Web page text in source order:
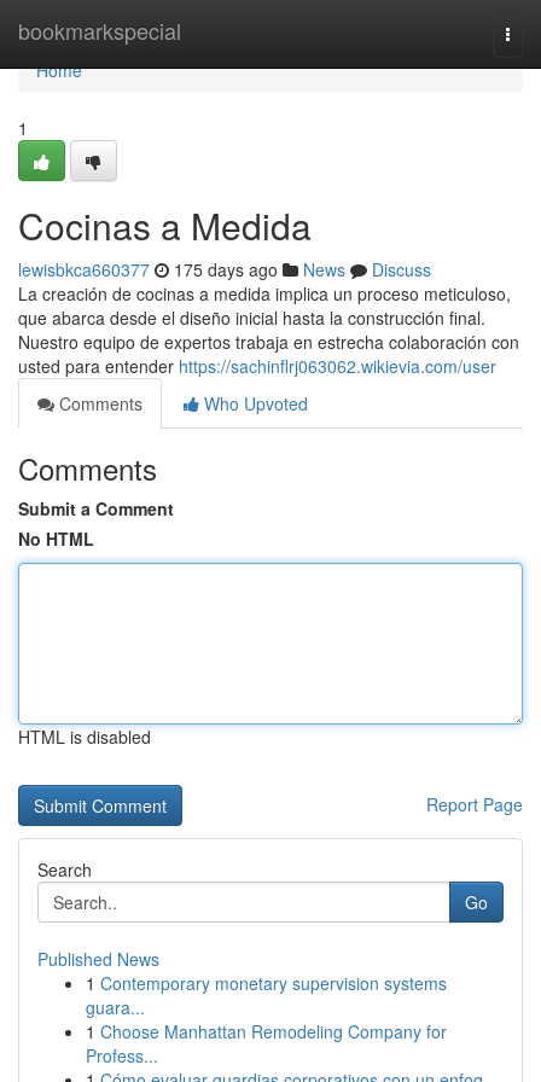
bookmarkspecial
Home
Home
1
Cocinas a Medida
lewisbkca660377 175 days ago News
Discuss
La creación de cocinas a medida implica un proceso meticuloso,
que abarca desde el diseño inicial hasta la construcción final.
Nuestro equipo de expertos trabaja en estrecha colaboración con
usted para entender https://sachinflrj063062.wikievia.com/user
Comments
Who Upvoted
Comments
Submit a Comment
No HTML
HTML is disabled
Report Page
Search
Go
Published News
1 Contemporary monetary supervision systems
guara...
1 Choose Manhattan Remodeling Company for
Profess...